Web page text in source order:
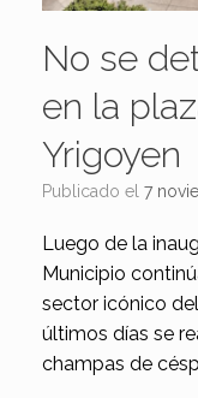
No se
en la
Yrigoyen
Publicado el 7
Luego de la
Municipio
sector icónico
últimos días se
champas de